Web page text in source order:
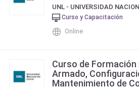
Curso y Capacitación
Online
Curso de
Armado,
Mantenimiento de